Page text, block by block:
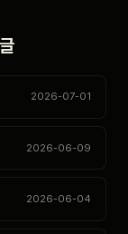
2026-07-01
2026-06-09
2026-06-04